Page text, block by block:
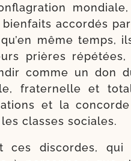
bien­faits accor­dés
même temps,
prières
comme un don
fra­ter­nelle et
et la
classes sociales.
ces dis­cordes, qui